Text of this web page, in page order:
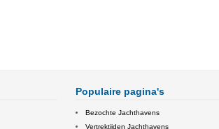
Populaire pagina's
Bezochte Jachthavens
Vertrektijden Jachthavens